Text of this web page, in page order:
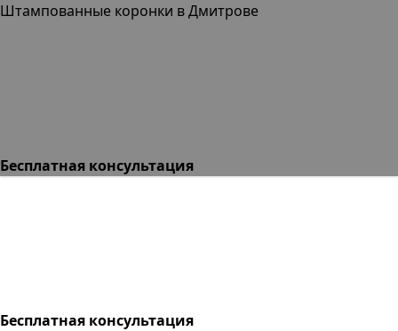
Штампованные коронки в Дмитрове
Бесплатная консультация
Бесплатная консультация